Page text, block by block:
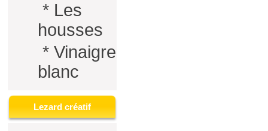
* Les
housses
* Vinaigre
blanc
Lezard créatif